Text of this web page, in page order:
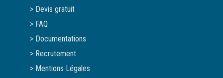
> Devis gratuit
> FAQ
> Documentations
> Recrutement
> Mentions Légales